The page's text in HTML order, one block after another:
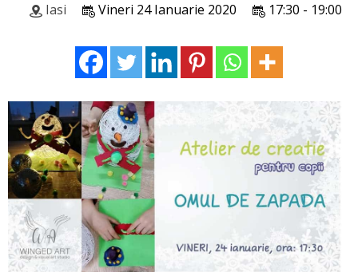
17:30 - 19:00
Vineri 24 Ianuarie 2020
Iasi